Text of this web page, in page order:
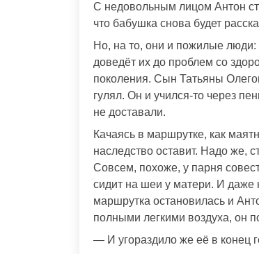
С недовольным лицом Антон
что бабушка снова будет
Но, на то, они и пожилые люди:
доведёт их до проблем со
поколения. Сын Татьяны
гулял. Он и учился-то через
не доставали.
Качаясь в маршрутке, как
наследство оставит. Надо же,
Совсем, похоже, у парня
сидит на шеи у матери. И даже
маршрутка остановилась и
полными легкими воздуха, он
— И угораздило же её в конец